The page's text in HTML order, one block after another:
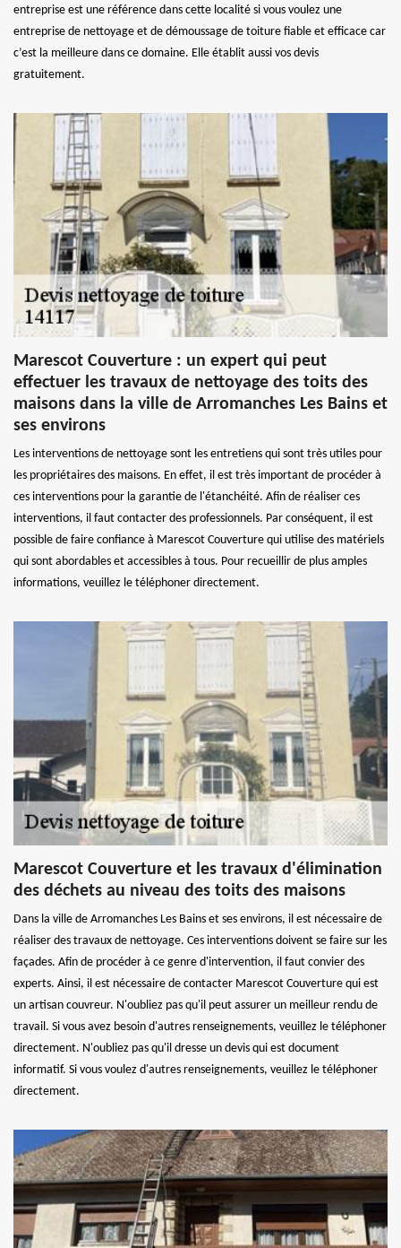
entreprise est une référence dans cette localité si vous voulez une
entreprise de nettoyage et de démoussage de toiture fiable et efficace car
c’est la meilleure dans ce domaine. Elle établit aussi vos devis
gratuitement.
Marescot Couverture : un expert qui peut
effectuer les travaux de nettoyage des toits des
maisons dans la ville de Arromanches Les Bains et
ses environs
Les interventions de nettoyage sont les entretiens qui sont très utiles pour
les propriétaires des maisons. En effet, il est très important de procéder à
ces interventions pour la garantie de l'étanchéité. Afin de réaliser ces
interventions, il faut contacter des professionnels. Par conséquent, il est
possible de faire confiance à Marescot Couverture qui utilise des matériels
qui sont abordables et accessibles à tous. Pour recueillir de plus amples
informations, veuillez le téléphoner directement.
Marescot Couverture et les travaux d'élimination
des déchets au niveau des toits des maisons
Dans la ville de Arromanches Les Bains et ses environs, il est nécessaire de
réaliser des travaux de nettoyage. Ces interventions doivent se faire sur les
façades. Afin de procéder à ce genre d'intervention, il faut convier des
experts. Ainsi, il est nécessaire de contacter Marescot Couverture qui est
un artisan couvreur. N'oubliez pas qu'il peut assurer un meilleur rendu de
travail. Si vous avez besoin d'autres renseignements, veuillez le téléphoner
directement. N'oubliez pas qu'il dresse un devis qui est document
informatif. Si vous voulez d'autres renseignements, veuillez le téléphoner
directement.